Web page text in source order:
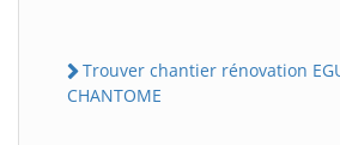
Trouver chantier rénovation
CHANTOME